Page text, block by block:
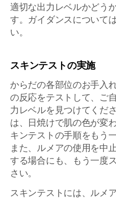
適切な出力レベルかどう
す。ガイダンスについて
い。
スキンテストの実施
からだの各部位のお手入
の反応をテストして、ご
力レベルを見つけてくだ
は、日焼けで肌の色が変
キンテストの手順をもう
また、ルメアの使用を中
する場合にも、もう一度
さい。
スキンテストには、ルメ